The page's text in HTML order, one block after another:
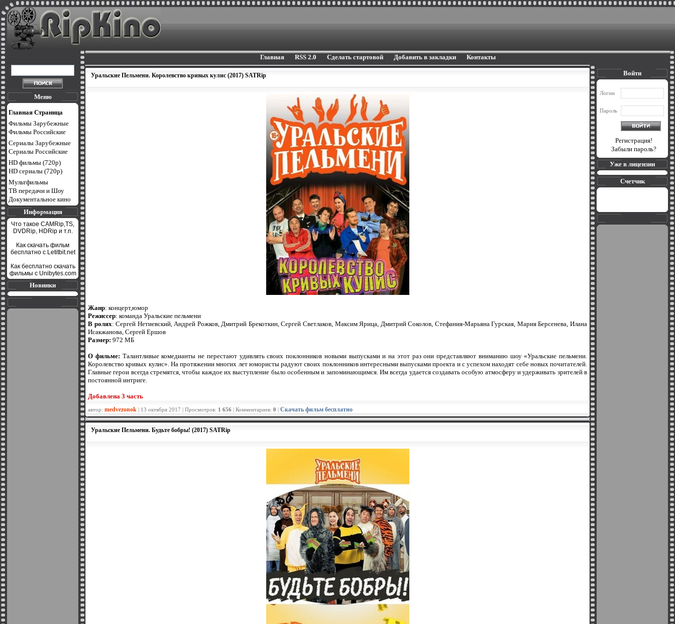
Главная RSS 2.0 Сделать стартовой Добавить в закладки Контакты
Меню
Главная Страница
Фильмы Зарубежные
Фильмы Российские
Сериалы Зарубежные
Сериалы Российские
HD фильмы (720p)
HD сериалы (720p)
Мультфильмы
ТВ передачи и Шоу
Документальное кино
Информация
Что такое CAMRip,TS,
DVDRip, HDRip и т.п.
Как скачать фильм
бесплатно с Letitbit.net
Как бесплатно скачать
фильмы с Unibytes.com
Новинки
Уральские Пельмени. Королевство кривых кулис (2017) SATRip
Жанр: концерт,юмор
Режиссер: команда Уральские пельмени
В ролях: Сергей Нетиевский, Андрей Рожков, Дмитрий Брекоткин, Сергей Светлаков, Максим Ярица, Дмитрий Соколов, Стефания-Марьяна Гурская, Мария Берсенева, Илана
Исакжанова, Сергей Ершов
Размер: 972 МБ
О фильме: Талантливые комедианты не перестают удивлять своих поклонников новыми выпусками и на этот раз они представляют вниманию шоу «Уральские пельмени.
Королевство кривых кулис». На протяжении многих лет юмористы радуют своих поклонников интересными выпусками проекта и с успехом находят себе новых почитателей.
Главные герои всегда стремятся, чтобы каждое их выступление было особенным и запоминающимся. Им всегда удается создавать особую атмосферу и удерживать зрителей в
постоянной интриге.
Добавленa 3 часть
автор: medvezonok | 13 октября 2017 | Просмотров: 1 656 | Комментариев: 0 | Скачать фильм бесплатно
Уральские Пельмени. Будьте бобры! (2017) SATRip
Войти
Логин
Пароль
Регистрация!
Забыли пароль?
Уже в лицензии
Счетчик